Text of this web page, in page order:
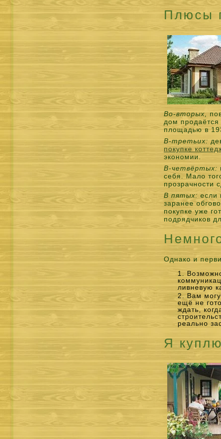
Плюсы
Во-вторых,
дом
площадью в
В-третьих:
покупке
экономии.
В-четвёртых:
себя. Мало
прозрачности
В пятых: если
заранее
покупке уже
подрядчиков
Однако и
ливневую
Вам
ещё не
ждать,
реально
Я